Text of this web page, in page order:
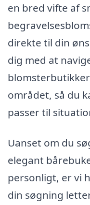
en bred vifte af
direkte til din
dig med at
området, så du
passer til
Uanset om du
elegant
personligt, er vi
din søgning